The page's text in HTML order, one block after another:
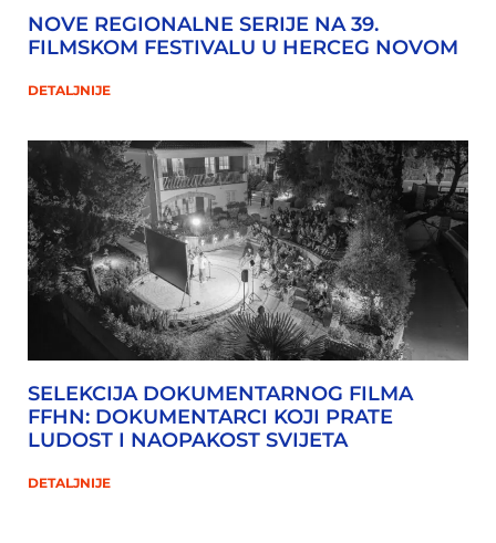
NOVE REGIONALNE SERIJE NA 39.
FILMSKOM FESTIVALU U HERCEG NOVOM
DETALJNIJE
SELEKCIJA DOKUMENTARNOG FILMA
FFHN: DOKUMENTARCI KOJI PRATE
LUDOST I NAOPAKOST SVIJETA
DETALJNIJE